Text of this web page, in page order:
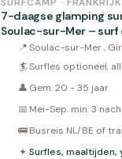
7-daagse glamping
Soulac-sur-Mer –
(Busreis Optioneel)
📍Soulac-sur-Mer ,
🏄Surfles optioneel,
👤 Gem. 20 - 35 jaar
📅 Mei-Sep. min. 3
🚌Busreis NL/BE of
✦ Surfles, maaltijden,